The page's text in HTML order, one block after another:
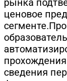
ценовое
сведения